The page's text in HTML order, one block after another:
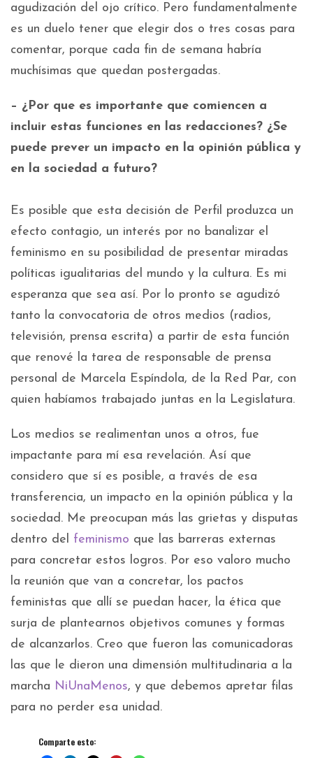
agudización del ojo crítico. Pero fundamentalmente
es un duelo tener que elegir dos o tres cosas para
comentar, porque cada fin de semana habría
muchísimas que quedan postergadas.
– ¿Por que es importante que comiencen a
incluir estas funciones en las redacciones? ¿Se
puede prever un impacto en la opinión pública y
en la sociedad a futuro?
Es posible que esta decisión de Perfil produzca un
efecto contagio, un interés por no banalizar el
feminismo en su posibilidad de presentar miradas
políticas igualitarias del mundo y la cultura. Es mi
esperanza que sea así. Por lo pronto se agudizó
tanto la convocatoria de otros medios (radios,
televisión, prensa escrita) a partir de esta función
que renové la tarea de responsable de prensa
personal de Marcela Espíndola, de la Red Par, con
quien habíamos trabajado juntas en la Legislatura.
Los medios se realimentan unos a otros, fue
impactante para mí esa revelación. Así que
considero que sí es posible, a través de esa
transferencia, un impacto en la opinión pública y la
sociedad. Me preocupan más las grietas y disputas
dentro del feminismo que las barreras externas
para concretar estos logros. Por eso valoro mucho
la reunión que van a concretar, los pactos
feministas que allí se puedan hacer, la ética que
surja de plantearnos objetivos comunes y formas
de alcanzarlos. Creo que fueron las comunicadoras
las que le dieron una dimensión multitudinaria a la
marcha NiUnaMenos, y que debemos apretar filas
para no perder esa unidad.
Comparte esto: